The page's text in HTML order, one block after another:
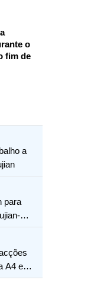
o
fim de
a
para
A4 e